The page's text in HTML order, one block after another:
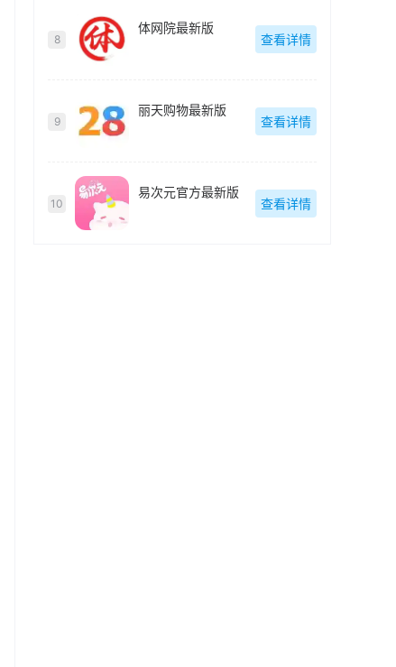
8
体网院最新版
查看详情
9
丽天购物最新版
查看详情
10
易次元官方最新版
查看详情